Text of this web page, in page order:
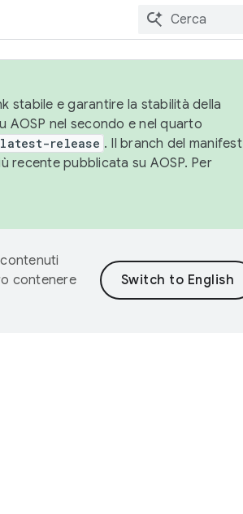
stabile e garantire la stabilità della
nel secondo e nel quarto
release . Il branch del manifest
recente pubblicata su AOSP. Per
contenere